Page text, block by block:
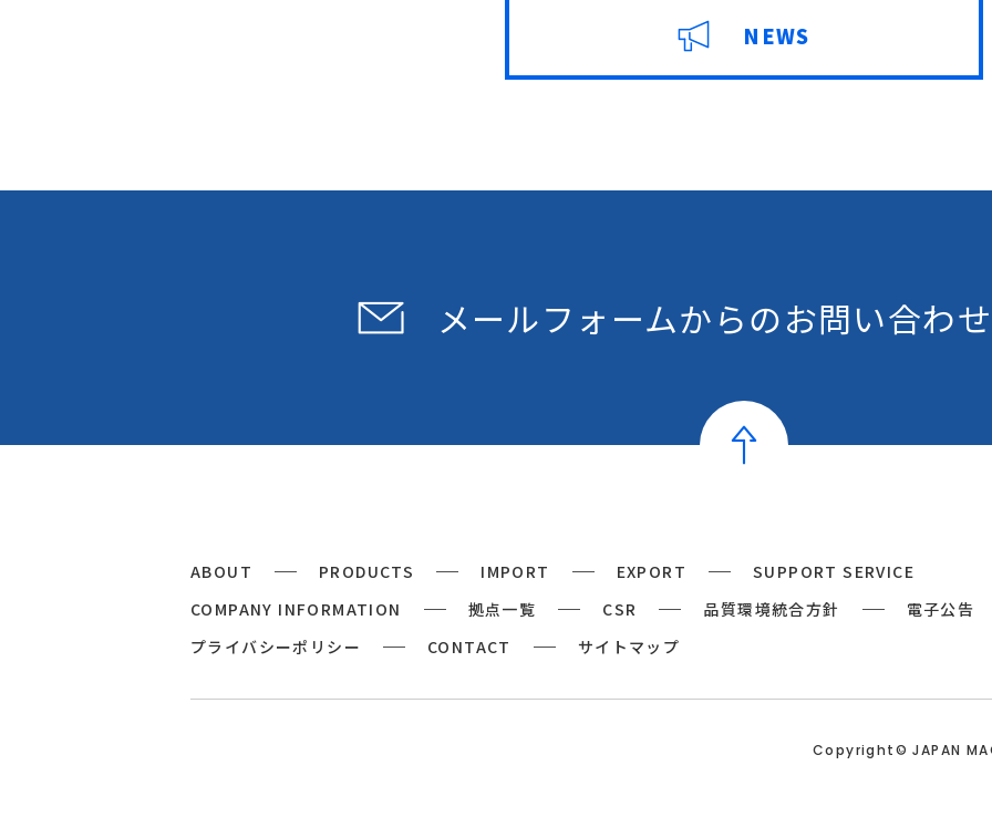
NEWS
メールフォームからのお問い合わ
ABOUT PRODUCTS IMPORT EXPORT
SUPPORT SERVICE
COMPANY INFORMATION
拠点一覧 CSR 品質環境統合方針
電子公告
プライバシーポリシー
CONTACT サイトマップ
Copyright© JAPAN